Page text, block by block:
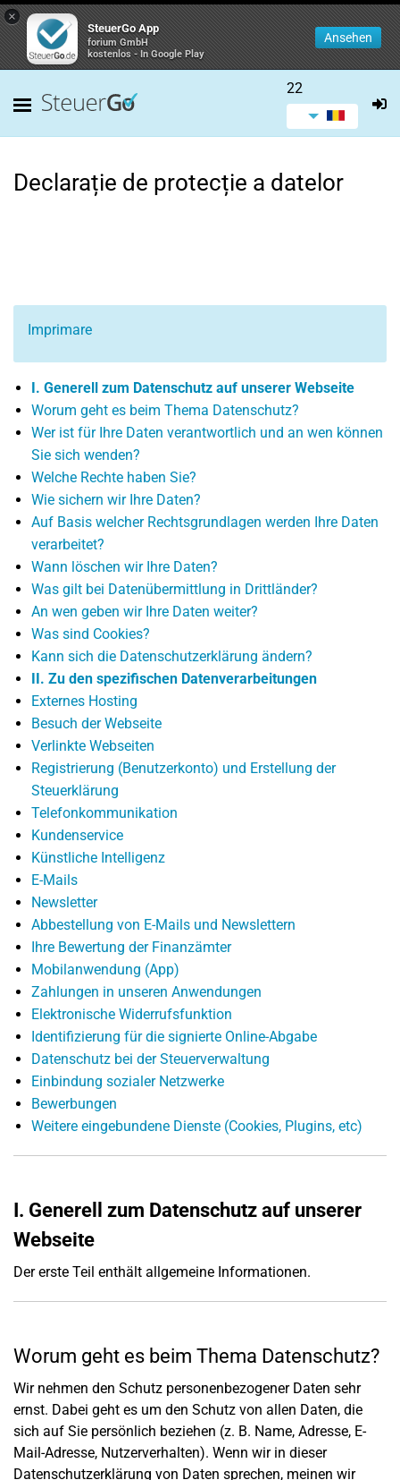
×
SteuerGo App
forium GmbH
kostenlos - In Google Play
Ansehen
22
Declarație de protecție a datelor
Imprimare
I. Generell zum Datenschutz auf unserer Webseite
Worum geht es beim Thema Datenschutz?
Wer ist für Ihre Daten verantwortlich und an wen können
Sie sich wenden?
Welche Rechte haben Sie?
Wie sichern wir Ihre Daten?
Auf Basis welcher Rechtsgrundlagen werden Ihre Daten
verarbeitet?
Wann löschen wir Ihre Daten?
Was gilt bei Datenübermittlung in Drittländer?
An wen geben wir Ihre Daten weiter?
Was sind Cookies?
Kann sich die Datenschutzerklärung ändern?
II. Zu den spezifischen Datenverarbeitungen
Externes Hosting
Besuch der Webseite
Verlinkte Webseiten
Registrierung (Benutzerkonto) und Erstellung der
Steuerklärung
Telefonkommunikation
Kundenservice
Künstliche Intelligenz
E-Mails
Newsletter
Abbestellung von E-Mails und Newslettern
Ihre Bewertung der Finanzämter
Mobilanwendung (App)
Zahlungen in unseren Anwendungen
Elektronische Widerrufsfunktion
Identifizierung für die signierte Online-Abgabe
Datenschutz bei der Steuerverwaltung
Einbindung sozialer Netzwerke
Bewerbungen
Weitere eingebundene Dienste (Cookies, Plugins, etc)
I. Generell zum Datenschutz auf unserer
Webseite
Der erste Teil enthält allgemeine Informationen.
Worum geht es beim Thema Datenschutz?
Wir nehmen den Schutz personenbezogener Daten sehr
ernst. Dabei geht es um den Schutz von allen Daten, die
sich auf Sie persönlich beziehen (z. B. Name, Adresse, E-
Mail-Adresse, Nutzerverhalten). Wenn wir in dieser
Datenschutzerklärung von Daten sprechen, meinen wir